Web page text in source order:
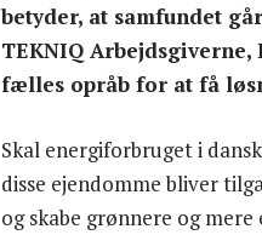
betyder, at samfundet
TEKNIQ
fælles opråb for at få
Skal energiforbruget i
disse ejendomme bliver
og skabe grønnere og